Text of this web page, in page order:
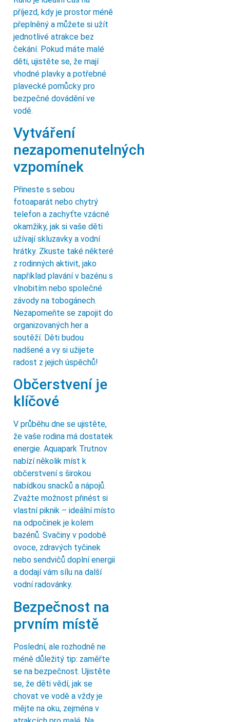
příjezd, kdy je prostor méně
přeplněný a můžete si užít
jednotlivé atrakce bez
čekání. Pokud máte malé
děti, ujistěte se, že mají
vhodné plavky a potřebné
plavecké pomůcky pro
bezpečné dovádění ve
vodě.
Vytváření
nezapomenutelných
vzpomínek
Přineste s sebou
fotoaparát nebo chytrý
telefon a zachyťte vzácné
okamžiky, jak si vaše děti
užívají skluzavky a vodní
hrátky. Zkuste také některé
z rodinných aktivit, jako
například plavání v bazénu s
vlnobitím nebo společné
závody na tobogánech.
Nezapomeňte se zapojit do
organizovaných her a
soutěží. Děti budou
nadšené a vy si užijete
radost z jejich úspěchů!
Občerstvení je
klíčové
V průběhu dne se ujistěte,
že vaše rodina má dostatek
energie. Aquapark Trutnov
nabízí několik míst k
občerstvení s širokou
nabídkou snacků a nápojů.
Zvažte možnost přinést si
vlastní piknik – ideální místo
na odpočinek je kolem
bazénů. Svačiny v podobě
ovoce, zdravých tyčinek
nebo sendvičů doplní energii
a dodají vám sílu na další
vodní radovánky.
Bezpečnost na
prvním místě
Poslední, ale rozhodně ne
méně důležitý tip: zaměřte
se na bezpečnost. Ujistěte
se, že děti vědí, jak se
chovat ve vodě a vždy je
mějte na oku, zejména v